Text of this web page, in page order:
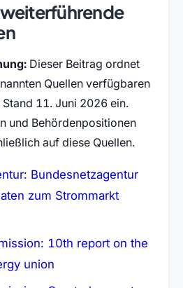
Dieser Beitrag ordnet
Quellen verfügbaren
11. Juni 2026 ein.
und Behördenpositionen
auf diese Quellen.
Bundesnetzagentur
zum Strommarkt
Tab)
10th report on the
union(öffnet in neuem Tab)